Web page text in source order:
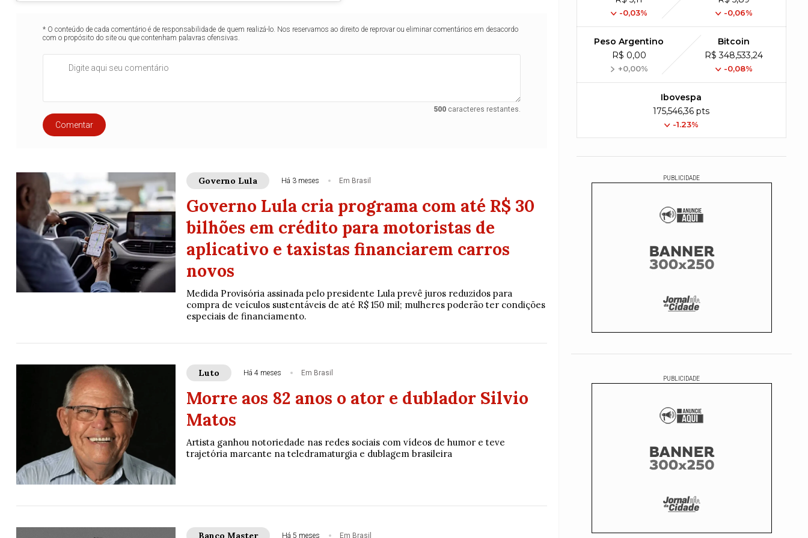
* O conteúdo de cada comentário é de responsabilidade de quem realizá-lo. Nos reservamos ao direito de reprovar ou eliminar comentários em desacordo
com o propósito do site ou que contenham palavras ofensivas.
500caracteres restantes.
Comentar
Governo Lula Há 3 meses Em Brasil
Governo Lula cria programa com até R$ 30
bilhões em crédito para motoristas de
aplicativo e taxistas financiarem carros
novos
Medida Provisória assinada pelo presidente Lula prevê juros reduzidos para
compra de veículos sustentáveis de até R$ 150 mil; mulheres poderão ter condições
especiais de financiamento.
Luto Há 4 meses Em Brasil
Morre aos 82 anos o ator e dublador Silvio
Matos
Artista ganhou notoriedade nas redes sociais com vídeos de humor e teve
trajetória marcante na teledramaturgia e dublagem brasileira
Banco Master Há 5 meses Em Brasil
-0,03% -0,06%
Peso Argentino
R$ 0,00
+0,00%
Bitcoin
R$ 348,533,24
-0,08%
Ibovespa
175,546,36 pts
-1.23%
PUBLICIDADE
PUBLICIDADE